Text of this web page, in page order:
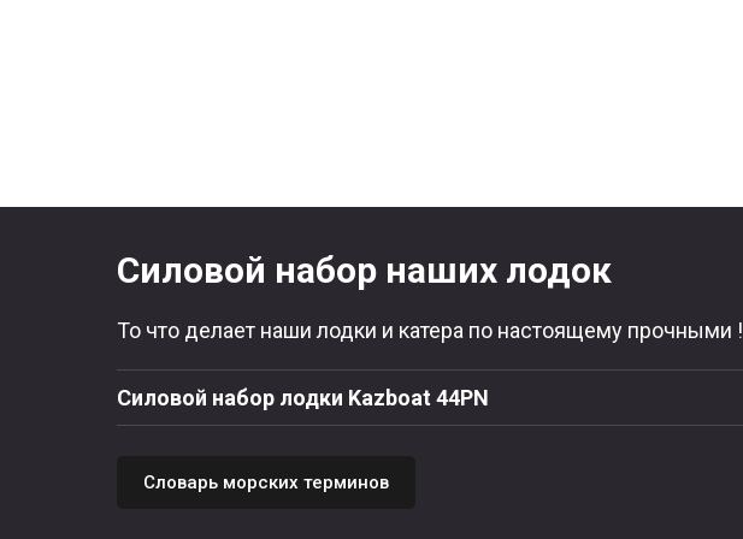
Силовой набор наших лодок
То что делает наши лодки и катера по настоящему прочными !
Силовой набор лодки Kazboat 44PN
Словарь морских терминов